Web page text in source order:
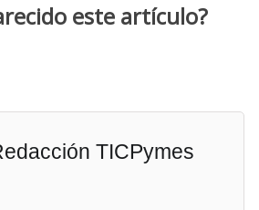
este artículo?
TICPymes